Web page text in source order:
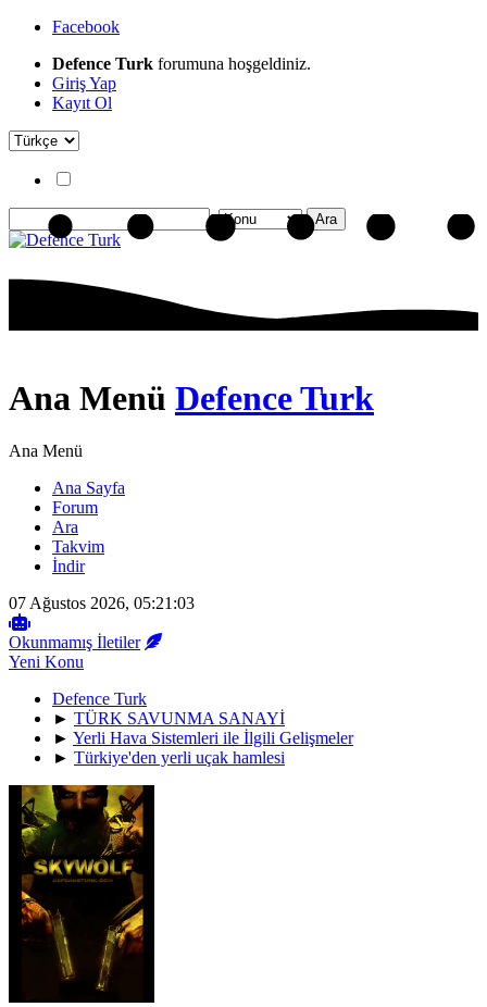
Facebook
Defence Turk forumuna hoşgeldiniz.
Giriş Yap
Kayıt Ol
Ana Menü Defence Turk
Ana Menü
Ana Sayfa
Forum
Ara
Takvim
İndir
07 Ağustos 2026, 05:21:03
Okunmamış İletiler
Yeni Konu
Defence Turk
► TÜRK SAVUNMA SANAYİ
► Yerli Hava Sistemleri ile İlgili Gelişmeler
► Türkiye'den yerli uçak hamlesi